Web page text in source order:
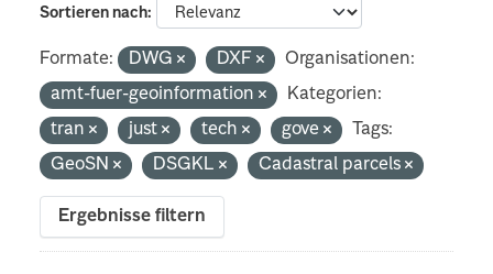
Sortieren nach
Formate: DWG DXF
Organisationen:
amt-fuer-geoinformation
Kategorien:
tran
just tech gove
Tags:
GeoSN
DSGKL Cadastral parcels
Ergebnisse filtern